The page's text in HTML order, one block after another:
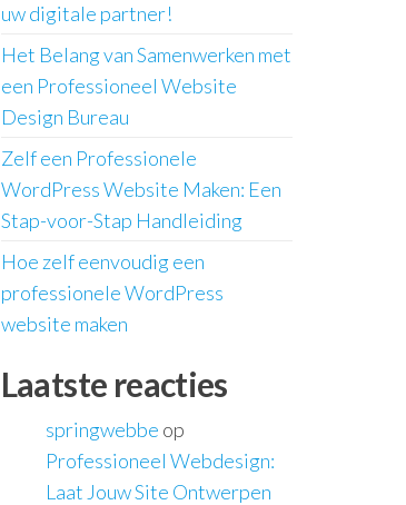
uw digitale partner!
Het Belang van Samenwerken met
een Professioneel Website
Design Bureau
Zelf een Professionele
WordPress Website Maken: Een
Stap-voor-Stap Handleiding
Hoe zelf eenvoudig een
professionele WordPress
website maken
Laatste reacties
springwebbe op
Professioneel Webdesign:
Laat Jouw Site Ontwerpen